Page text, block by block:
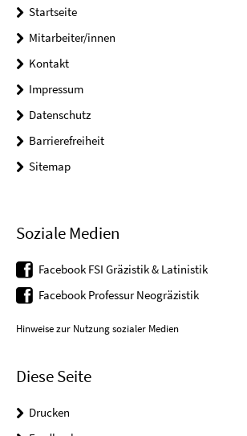
Startseite
Mitarbeiter/innen
Kontakt
Impressum
Datenschutz
Barrierefreiheit
Sitemap
Soziale Medien
Facebook FSI Gräzistik & Latinistik
Facebook Professur Neogräzistik
Hinweise zur Nutzung sozialer Medien
Diese Seite
Drucken